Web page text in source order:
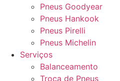
Pneus Goodyear
Pneus Hankook
Pneus Pirelli
Pneus Michelin
Serviços
Balanceamento
Troca de Pneus